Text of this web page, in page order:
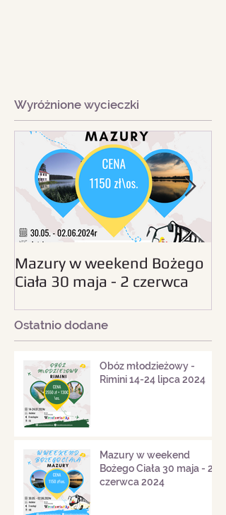
Wyróżnione wycieczki
Mazury w weekend Bożego
Ciała 30 maja - 2 czerwca
Ostatnio dodane
Obóz młodzieżowy -
Rimini 14-24 lipca 2024
Mazury w weekend
Bożego Ciała 30 maja - 2
czerwca 2024